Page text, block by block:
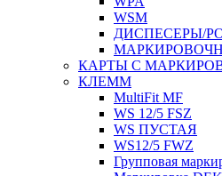
WSM
ДИСПЕСЕРЫ/
КАРТЫ С
КЛЕММ
MultiFit MF
WS 12/5 FSZ
WS ПУСТАЯ
WS12/5 FWZ
Групповая